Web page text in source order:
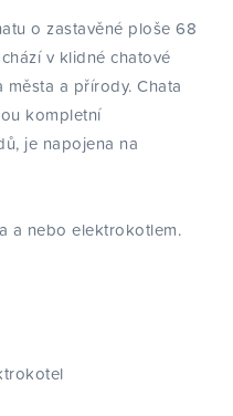
o zastavěné ploše 68
v klidné chatové
a přírody. Chata
kompletní
je napojena na
a nebo elektrokotlem.